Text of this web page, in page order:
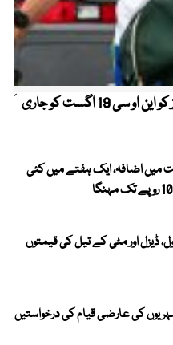
کیریبین پریمیئر لیگ ، قومی کرکٹرز کو این او سی 19 اگست کو جاری
میں اضافہ، ایک ہفتے میں کئی
ڈیزل اور مٹی کے تیل کی قیمتوں
کی عارضی قیام کی درخواستیں